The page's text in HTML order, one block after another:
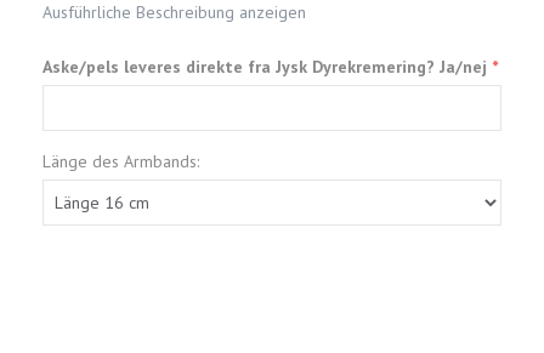
Ausführliche Beschreibung anzeigen
Aske/pels leveres direkte fra Jysk Dyrekremering? Ja/nej
Länge des Armbands: